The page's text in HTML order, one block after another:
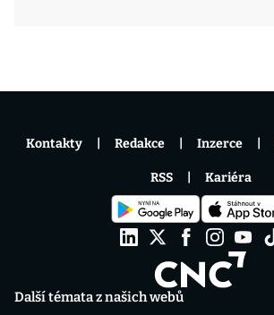
Další témata z našich webů
Kontakty Redakce Inzerce
RSS Kariéra